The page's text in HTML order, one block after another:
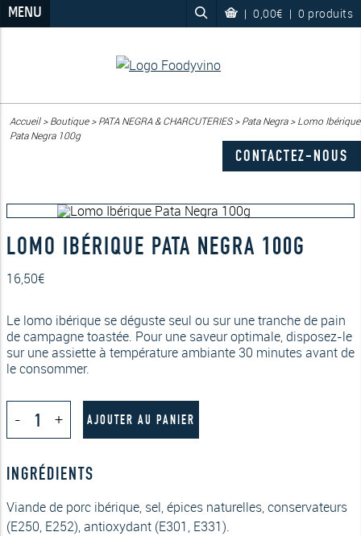
MENU | 0,00€ | 0 produits
Accueil>Boutique>PATA NEGRA & CHARCUTERIES>Pata Negra>Lomo Ibérique
Pata Negra 100g
CONTACTEZ-NOUS
LOMO IBÉRIQUE PATA NEGRA 100G
16,50€
Le lomo ibérique se déguste seul ou sur une tranche de pain
de campagne toastée. Pour une saveur optimale, disposez-le
sur une assiette à température ambiante 30 minutes avant de
le consommer.
-
quantité
de
Lomo
Negra
100g
+ AJOUTER AU PANIER
INGRÉDIENTS
Viande de porc ibérique, sel, épices naturelles, conservateurs
(E250, E252), antioxydant (E301, E331).